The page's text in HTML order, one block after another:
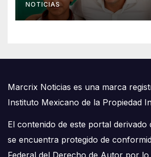
NOTICIAS
Marcrix Noticias es una marca
Instituto Mexicano de la Propiedad
El contenido de este portal derivado
se encuentra protegido de
Federal del Derecho de Autor por lo